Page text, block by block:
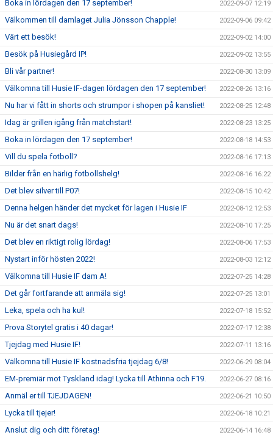
Boka in lördagen den 17 september! 2022-09-07 12:19
Välkommen till damlaget Julia Jönsson Chapple! 2022-09-06 09:42
Värt ett besök! 2022-09-02 14:00
Besök på Husiegård IP! 2022-09-02 13:55
Bli vår partner! 2022-08-30 13:09
Välkomna till Husie IF-dagen lördagen den 17 september! 2022-08-26 13:16
Nu har vi fått in shorts och strumpor i shopen på kansliet! 2022-08-25 12:48
Idag är grillen igång från matchstart! 2022-08-23 13:25
Boka in lördagen den 17 september! 2022-08-18 14:53
Vill du spela fotboll? 2022-08-16 17:13
Bilder från en härlig fotbollshelg! 2022-08-16 16:22
Det blev silver till P07! 2022-08-15 10:42
Denna helgen händer det mycket för lagen i Husie IF 2022-08-12 12:53
Nu är det snart dags! 2022-08-10 17:25
Det blev en riktigt rolig lördag! 2022-08-06 17:53
Nystart inför hösten 2022! 2022-08-03 12:12
Välkomna till Husie IF dam A! 2022-07-25 14:28
Det går fortfarande att anmäla sig! 2022-07-25 13:01
Leka, spela och ha kul! 2022-07-18 15:52
Prova Storytel gratis i 40 dagar! 2022-07-17 12:38
Tjejdag med Husie IF! 2022-07-11 13:16
Välkomna till Husie IF kostnadsfria tjejdag 6/8! 2022-06-29 08:04
EM-premiär mot Tyskland idag! Lycka till Athinna och F19. 2022-06-27 08:16
Anmäl er till TJEJDAGEN! 2022-06-21 10:50
Lycka till tjejer! 2022-06-18 10:21
Anslut dig och ditt företag! 2022-06-14 16:48